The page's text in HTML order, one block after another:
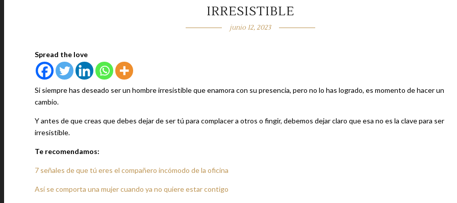
IRRESISTIBLE
junio 12, 2023
Spread the love
Si siempre has deseado ser un hombre irresistible que enamora con su presencia, pero no lo has logrado, es momento de hacer un
cambio.
Y antes de que creas que debes dejar de ser tú para complacer a otros o fingir, debemos dejar claro que esa no es la clave para ser
irresistible.
Te recomendamos:
7 señales de que tú eres el compañero incómodo de la oficina
Así se comporta una mujer cuando ya no quiere estar contigo